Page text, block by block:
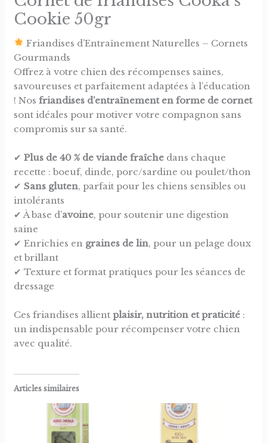
Cookie 50gr
Friandises d’Entraînement Naturelles – Cornets
Gourmands
Offrez à votre chien des récompenses saines,
savoureuses et parfaitement adaptées à l’éducation
! Nosfriandises d’entraînement en forme de cornet
sont idéales pour motiver votre compagnon sans
compromis sur sa santé.
✔Plus de 40 % de viande fraîche dans chaque
recette : boeuf, dinde, porc/sardine ou poulet/thon
✔Sans gluten, parfait pour les chiens sensibles ou
intolérants
✔ À base d’avoine, pour soutenir une digestion
saine
✔ Enrichies en graines de lin, pour un pelage doux
et brillant
✔ Texture et format pratiques pour les séances de
dressage
Ces friandises allientplaisir, nutrition et praticité :
un indispensable pour récompenser votre chien
avec qualité.
Articles similaires